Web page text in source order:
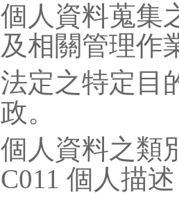
個人資料蒐集
及相關管理作
法定之特定目
政。
個人資料之類
C011 個人描述